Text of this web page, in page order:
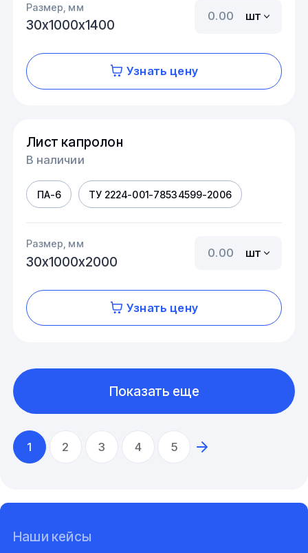
Размер, мм
30х1000х1400
шт
Узнать цену
Лист капролон
В наличии
ПА-6 ТУ 2224-001-78534599-2006
Размер, мм
30х1000х2000
шт
Узнать цену
1 2 3 4 5
Показать еще
Наши кейсы